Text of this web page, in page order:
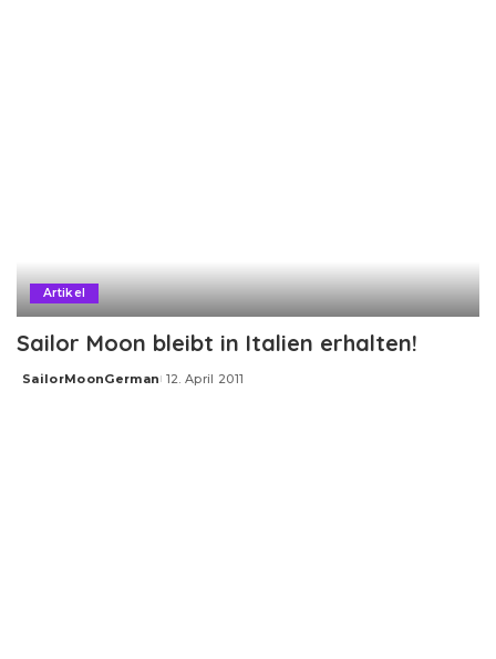
Artikel
Sailor Moon bleibt in Italien erhalten!
Posted
SailorMoonGerman 12. April 2011